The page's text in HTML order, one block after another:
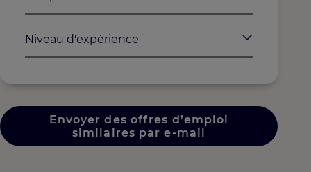
Niveau d'expérience
Envoyer des offres d’emploi
similaires par e-mail